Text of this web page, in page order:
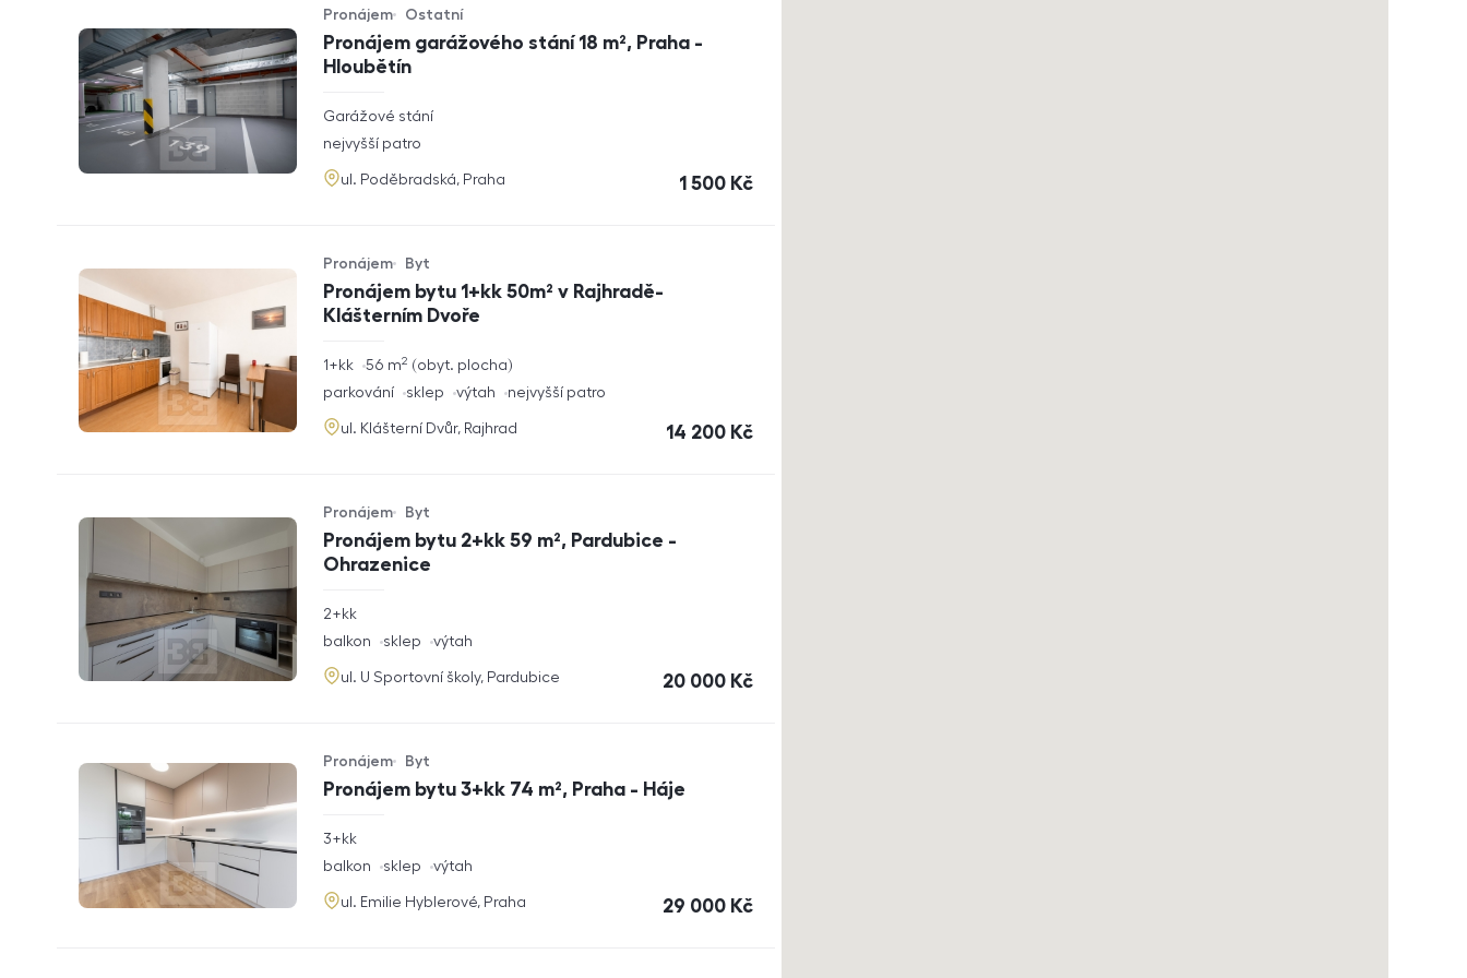
Pronájem garážového stání 18 m², Praha -
Hloubětín
Typ nabídky
Pronájem
Typ nemovitosti
Ostatní
rozměry
Garážové stání
funkce
nejvyšší patro
adresa
ul. Poděbradská, Praha cena
1 500 Kč
Pronájem bytu 1+kk 50m² v Rajhradě-
Klášterním Dvoře
Typ nabídky
Pronájem
Typ nemovitosti
Byt
rozměry
1+kk obyt. plocha
56 m2
funkce
parkování sklep výtah nejvyšší patro
adresa
ul. Klášterní Dvůr, Rajhrad cena
14 200 Kč
Pronájem bytu 2+kk 59 m², Pardubice -
Ohrazenice
Typ nabídky
Pronájem
Typ nemovitosti
Byt
rozměry
2+kk
funkce
balkon sklep výtah
adresa
ul. U Sportovní školy, Pardubice cena
20 000 Kč
Pronájem bytu 3+kk 74 m², Praha - Háje
Typ nabídky
Pronájem
Typ nemovitosti
Byt
rozměry
3+kk
funkce
balkon sklep výtah
adresa
ul. Emilie Hyblerové, Praha cena
29 000 Kč